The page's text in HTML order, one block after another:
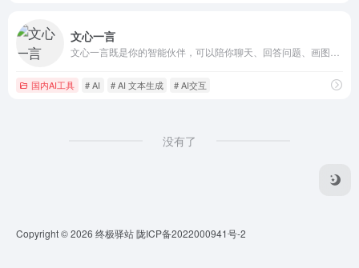
文心一言
国内AI工具 # AI # AI 文本生成 # AI交互
没有了
Copyright © 2026 终极驿站陇ICP备2022000941号-2